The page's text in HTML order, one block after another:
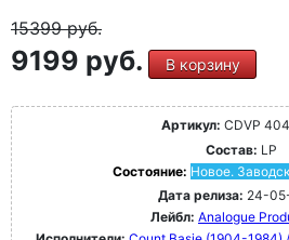
15399руб.
9199 руб. В корзину
Артикул: CDVP
Состав: LP
Состояние: Новое.
Дата релиза: 24-
Лейбл: Analogue